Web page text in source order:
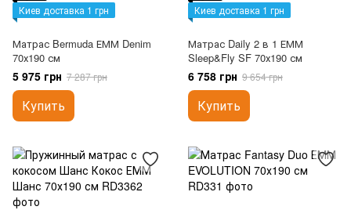
Киев доставка 1 грн
Матрас Bermuda ЕММ Denim
70х190 см
5 975 грн 7 287 грн
Купить
Киев доставка 1 грн
Матрас Daily 2 в 1 ЕММ
Sleep&Fly SF 70х190 см
6 758 грн 9 654 грн
Купить